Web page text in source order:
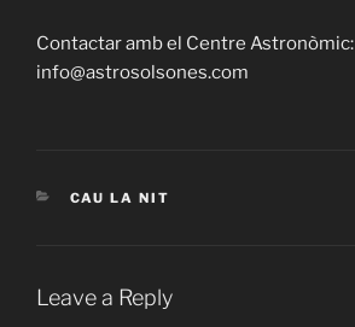
Contactar amb el Centre Astronòmic:
info@astrosolsones.com
CATEGORIES
CAU LA NIT
Leave a Reply